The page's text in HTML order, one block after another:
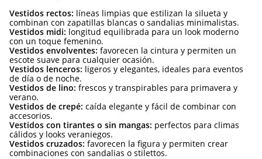
Vestidos rectos: líneas limpias que estilizan la silueta y
combinan con zapatillas blancas o sandalias minimalistas.
Vestidos midi: longitud equilibrada para un look moderno
con un toque femenino.
Vestidos envolventes: favorecen la cintura y permiten un
escote suave para cualquier ocasión.
Vestidos lenceros: ligeros y elegantes, ideales para eventos
de día o de noche.
Vestidos de lino: frescos y transpirables para primavera y
verano.
Vestidos de crepé: caída elegante y fácil de combinar con
accesorios.
Vestidos con tirantes o sin mangas: perfectos para climas
cálidos y looks veraniegos.
Vestidos cruzados: favorecen la figura y permiten crear
combinaciones con sandalias o stilettos.